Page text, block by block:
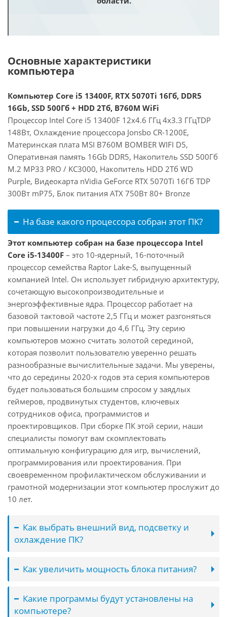
Основные характеристики
компьютера
Компьютер Core i5 13400F, RTX 5070Ti 16Гб, DDR5
16Gb, SSD 500Гб + HDD 2Тб, B760M WiFi
Процессор Intel Core i5 13400F 12x4.6 ГГц 4x3.3 ГГцTDP
148Вт, Охлаждение процессора Jonsbo CR-1200E,
Материнская плата MSI B760M BOMBER WIFI D5,
Оперативная память 16Gb DDR5, Накопитель SSD 500Гб
M.2 MP33 PRO / KC3000, Накопитель HDD 2Тб WD
Purple, Видеокарта nVidia GeForce RTX 5070Ti 16Гб TDP
300Вт mP75, Блок питания ATX 750Вт 80+ Bronze
На базе какого процессора собран этот ПК?
Этот компьютер собран на базе процессора Intel
Core i5-13400F – это 10-ядерный, 16-поточный
процессор семейства Raptor Lake-S, выпущенный
компанией Intel. Он использует гибридную архитектуру,
сочетающую высокопроизводительные и
энергоэффективные ядра. Процессор работает на
базовой тактовой частоте 2,5 ГГц и может разгоняться
при повышении нагрузки до 4,6 ГГц. Эту серию
компьютеров можно считать золотой серединой,
которая позволит пользователю уверенно решать
разнообразные вычислительные задачи. Мы уверены,
что до середины 2020-х годов эта серия компьютеров
будет пользоваться большим спросом у заядлых
геймеров, продвинутых студентов, ключевых
сотрудников офиса, программистов и
проектировщиков. При сборке ПК этой серии, наши
специалисты помогут вам скомплектовать
оптимальную конфигурацию для игр, вычислений,
программирования или проектирования. При
своевременном профилактическом обслуживании и
грамотной модернизации этот компьютер прослужит до
10 лет.
Как выбрать внешний вид, подсветку и
охлаждение ПК?
Как увеличить мощность блока питания?
Какие программы будут установлены на
компьютере?